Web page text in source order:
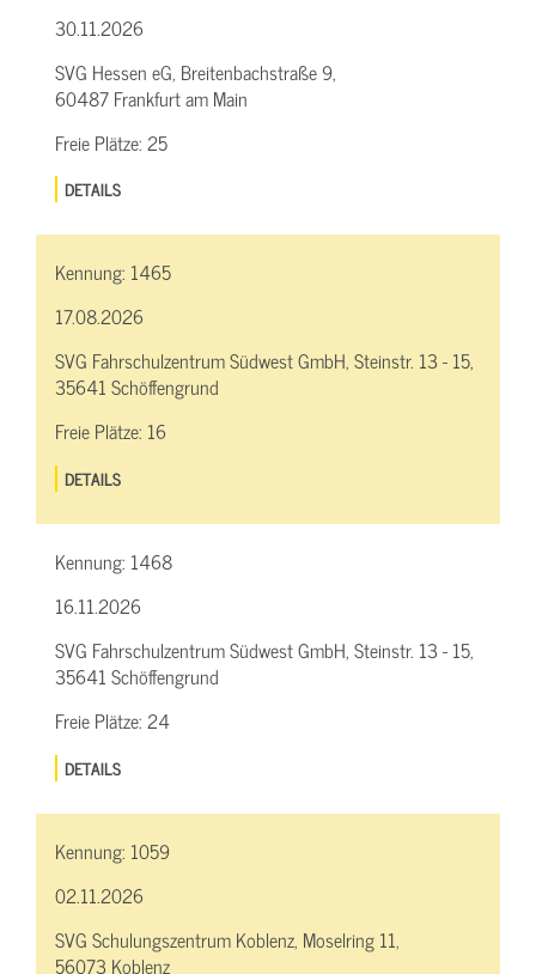
30.11.2026
SVG Hessen eG, Breitenbachstraße 9,
60487 Frankfurt am Main
Freie Plätze:25
DETAILS
Kennung: 1465
17.08.2026
SVG Fahrschulzentrum Südwest GmbH, Steinstr. 13 - 15,
35641 Schöffengrund
Freie Plätze: 16
DETAILS
Kennung: 1468
16.11.2026
SVG Fahrschulzentrum Südwest GmbH, Steinstr. 13 - 15,
35641 Schöffengrund
Freie Plätze:24
DETAILS
Kennung: 1059
02.11.2026
SVG Schulungszentrum Koblenz, Moselring 11,
56073 Koblenz